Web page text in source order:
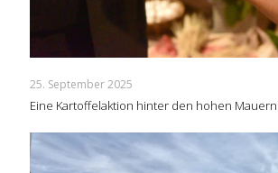
25. September 2025
Eine Kartoffelaktion hinter den hohen Mauern